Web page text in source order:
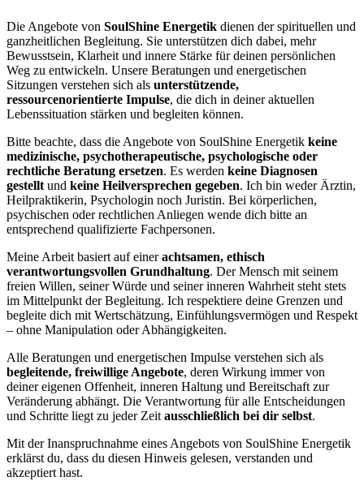
Die Angebote von SoulShine Energetik dienen der spirituellen und
ganzheitlichen Begleitung. Sie unterstützen dich dabei, mehr
Bewusstsein, Klarheit und innere Stärke für deinen persönlichen
Weg zu entwickeln. Unsere Beratungen und energetischen
Sitzungen verstehen sich als unterstützende,
ressourcenorientierte Impulse, die dich in deiner aktuellen
Lebenssituation stärken und begleiten können.
Bitte beachte, dass die Angebote von SoulShine Energetik keine
medizinische, psychotherapeutische, psychologische oder
rechtliche Beratung ersetzen. Es werden keine Diagnosen
gestellt und keine Heilversprechen gegeben. Ich bin weder Ärztin,
Heilpraktikerin, Psychologin noch Juristin. Bei körperlichen,
psychischen oder rechtlichen Anliegen wende dich bitte an
entsprechend qualifizierte Fachpersonen.
Meine Arbeit basiert auf einerachtsamen, ethisch
verantwortungsvollen Grundhaltung. Der Mensch mit seinem
freien Willen, seiner Würde und seiner inneren Wahrheit steht stets
im Mittelpunkt der Begleitung. Ich respektiere deine Grenzen und
begleite dich mit Wertschätzung, Einfühlungsvermögen und Respekt
– ohne Manipulation oder Abhängigkeiten.
Alle Beratungen und energetischen Impulse verstehen sich als
begleitende, freiwillige Angebote, deren Wirkung immer von
deiner eigenen Offenheit, inneren Haltung und Bereitschaft zur
Veränderung abhängt. Die Verantwortung für alle Entscheidungen
und Schritte liegt zu jeder Zeit ausschließlich bei dir selbst.
Mit der Inanspruchnahme eines Angebots von SoulShine Energetik
erklärst du, dass du diesen Hinweis gelesen, verstanden und
akzeptiert hast.